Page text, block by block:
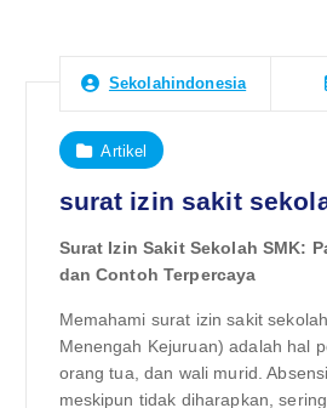
Sekolahindonesia
Artikel
surat izin sakit
Surat Izin Sakit Sekolah SMK:
dan Contoh Terpercaya
Memahami surat izin sakit
Menengah Kejuruan) adalah hal
orang tua, dan wali murid.
meskipun tidak diharapkan,